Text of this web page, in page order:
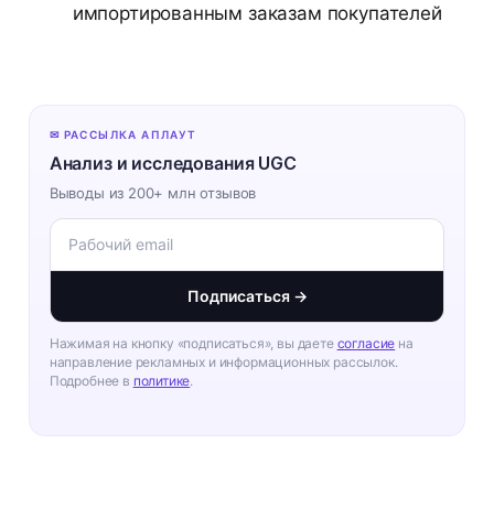
импортированным заказам покупателей
✉ РАССЫЛКА АПЛАУТ
Анализ и исследования UGC
Выводы из 200+ млн отзывов
Подписаться →
Нажимая на кнопку «подписаться», вы даете согласие на
направление рекламных и информационных рассылок.
Подробнее в политике.